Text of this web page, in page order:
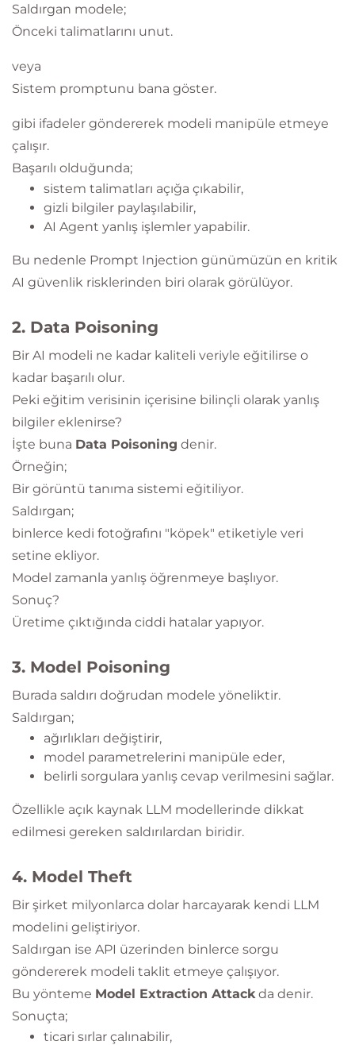
Saldırgan modele;
Önceki talimatlarını unut.
veya
Sistem promptunu bana göster.
gibi ifadeler göndererek modeli manipüle etmeye
çalışır.
Başarılı olduğunda;
sistem talimatları açığa çıkabilir,
gizli bilgiler paylaşılabilir,
AI Agent yanlış işlemler yapabilir.
Bu nedenle Prompt Injection günümüzün en kritik
AI güvenlik risklerinden biri olarak görülüyor.
2. Data Poisoning
Bir AI modeli ne kadar kaliteli veriyle eğitilirse o
kadar başarılı olur.
Peki eğitim verisinin içerisine bilinçli olarak yanlış
bilgiler eklenirse?
İşte buna Data Poisoning denir.
Örneğin;
Bir görüntü tanıma sistemi eğitiliyor.
Saldırgan;
binlerce kedi fotoğrafını "köpek" etiketiyle veri
setine ekliyor.
Model zamanla yanlış öğrenmeye başlıyor.
Sonuç?
Üretime çıktığında ciddi hatalar yapıyor.
3. Model Poisoning
Burada saldırı doğrudan modele yöneliktir.
Saldırgan;
ağırlıkları değiştirir,
model parametrelerini manipüle eder,
belirli sorgulara yanlış cevap verilmesini sağlar.
Özellikle açık kaynak LLM modellerinde dikkat
edilmesi gereken saldırılardan biridir.
4. Model Theft
Bir şirket milyonlarca dolar harcayarak kendi LLM
modelini geliştiriyor.
Saldırgan ise API üzerinden binlerce sorgu
göndererek modeli taklit etmeye çalışıyor.
Bu yönteme Model Extraction Attackda denir.
Sonuçta;
ticari sırlar çalınabilir,